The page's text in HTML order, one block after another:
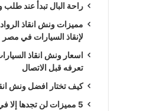
راحة البال تبدأ عند طلب
مميزات ونش انقاذ الرواد
لإنقاذ السيارات في مصر
اسعار ونش انقاذ
تعرفه قبل الاتصال
كيف تختار افضل ونش
5 مميزات لن تجدها إلا